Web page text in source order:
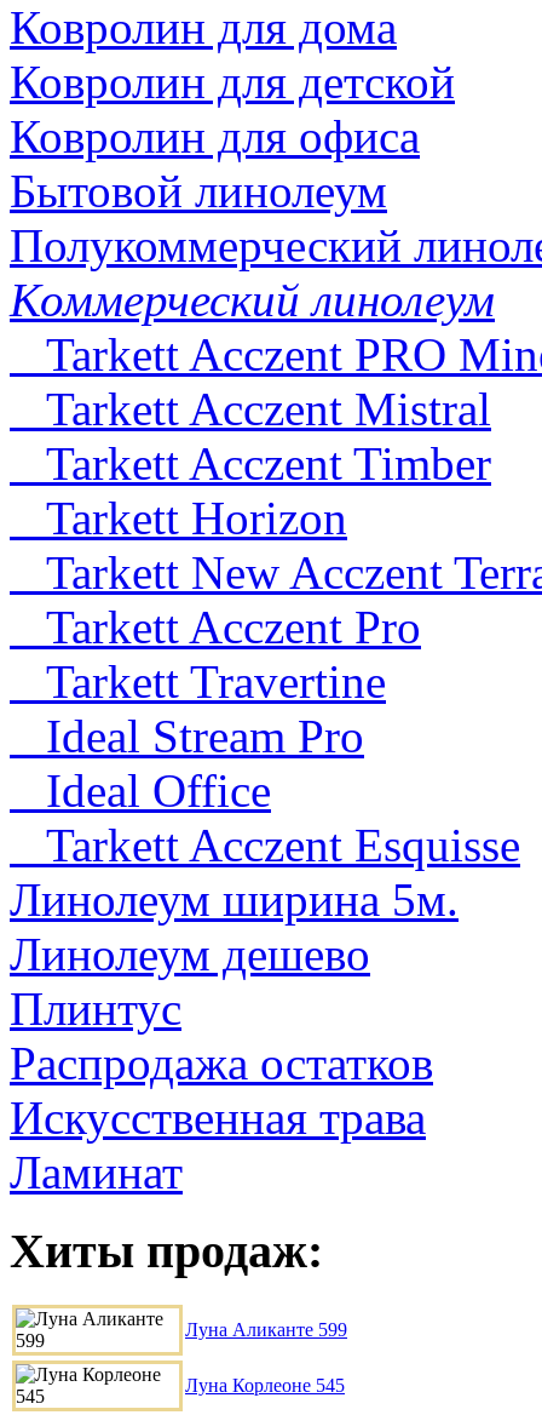
Ковролин для дома
Ковролин для детской
Ковролин для офиса
Бытовой линолеум
Полукоммерческий
Коммерческий линолеум
Tarkett Acczent PRO
Tarkett Acczent Mistral
Tarkett Acczent Timber
Tarkett Horizon
Tarkett New Acczent
Tarkett Acczent Pro
Tarkett Travertine
Ideal Stream Pro
Ideal Office
Tarkett Acczent Esquisse
Линолеум ширина 5м.
Линолеум дешево
Плинтус
Распродажа остатков
Искусственная трава
Ламинат
Хиты продаж:
Луна Аликанте 599
Луна Корлеоне 545